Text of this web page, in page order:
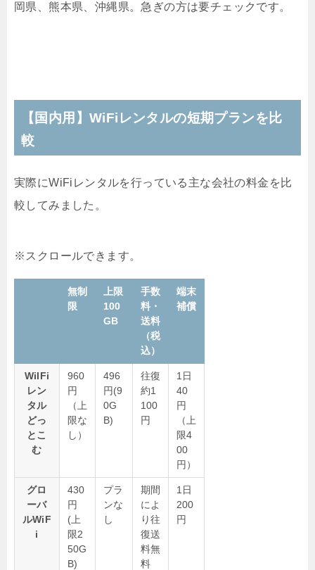
岡県、熊本県、沖縄県。急ぎの方は要チェックです。
【国内用】WiFiレンタルの短期プランを比
較
実際にWiFiレンタルを行っている主な会社の料金を比
較してみました。
無制
限
上限
100
GB
手数
料・
送料
（税
込）
端末
補償
WiIFi
レン
タル
どっ
とこ
む
960
円
（上
限な
し）
496
円(9
0G
B)
往復
約1
100
円
1日
40
円
（上
限4
00
円）
グロ
ーバ
ルWiF
i
430
円
(上
限2
50G
B)
プラ
ンな
し
期間
によ
り往
復送
料無
料
1日
200
円